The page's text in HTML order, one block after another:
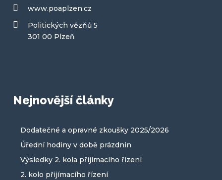
www.poaplzen.cz
Politických vězňů 5
301 00 Plzeň
Nejnovější články
Dodatečné a opravné zkoušky 2025/2026
Úřední hodiny v době prázdnin
Výsledky 2. kola přijímacího řízení
2. kolo přijímacího řízení